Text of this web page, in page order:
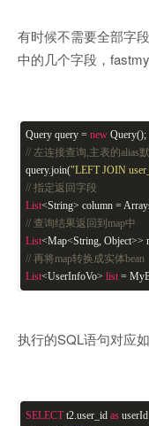
有时候不需要全部字
中的几个字段，
Query query = newQuery();
// 左连接查询,主表的alias
query.join("LEFT JOIN
// 指定返回字段
List<String> column =
// 查询结果返回到map中
List<Map<String, Object>>
// 再将map转换成实体bean
List<UserInfoVo> list=
执行的SQL语句对应如
SELECTt2.user_id asuserId